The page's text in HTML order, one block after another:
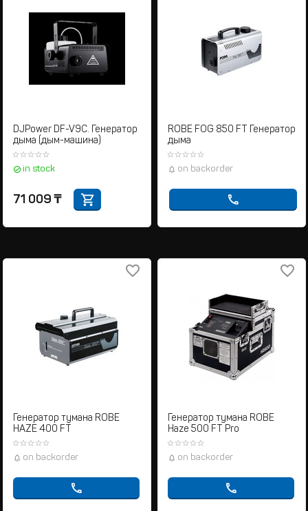
DJPower DF-V9C. Генератор
дыма (дым-машина)
in stock
71 009 ₸
ROBE FOG 850 FT Генератор
дыма
on backorder
Генератор тумана ROBE
HAZE 400 FT
on backorder
Генератор тумана ROBE
Haze 500 FT Pro
on backorder